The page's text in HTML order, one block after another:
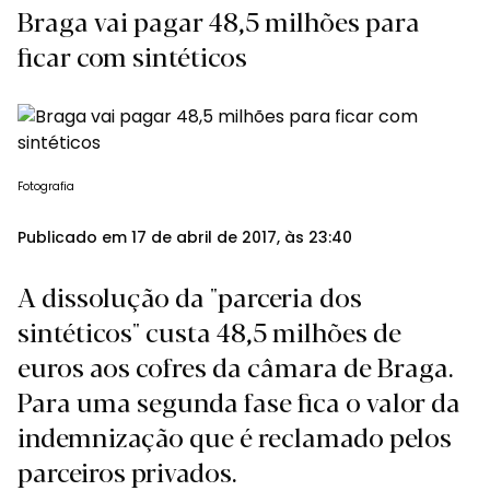
Braga vai pagar 48,5 milhões para
ficar com sintéticos
Fotografia
Publicado em 17 de abril de 2017, às 23:40
A dissolução da "parceria dos
sintéticos" custa 48,5 milhões de
euros aos cofres da câmara de Braga.
Para uma segunda fase fica o valor da
indemnização que é reclamado pelos
parceiros privados.